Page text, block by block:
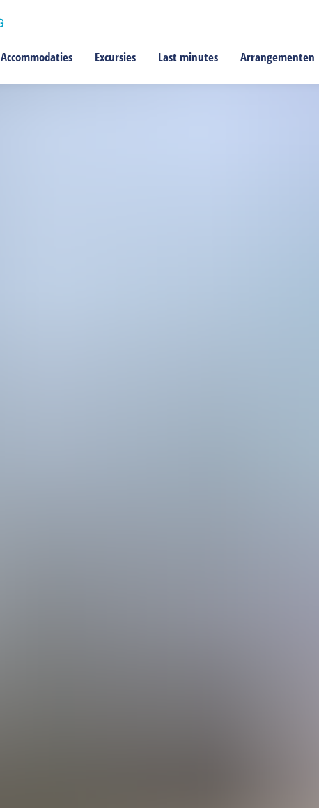
Accommodaties Excursies Last minutes Arrangementen